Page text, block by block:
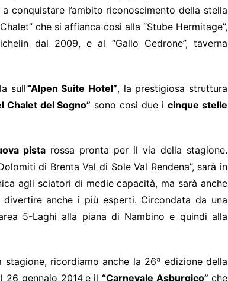
l’ambito riconoscimento della stella
che si affianca così alla “Stube Hermitage”,
dal 2009, e al “Gallo Cedrone”, taverna
sull’“Alpen Suite Hotel”, la prestigiosa struttura
Chalet del Sogno” sono così due icinque stelle
pistarossa pronta per il via della stagione.
di Brenta Val di Sole Val Rendena”, sarà in
agli sciatori di medie capacità, ma sarà anche
anche i più esperti. Circondata da una
5-Laghi alla piana di Nambino e quindi alla
ricordiamo anche la 26ª edizione della
26 gennaio 2014 e il“Carnevale Asburgico”che